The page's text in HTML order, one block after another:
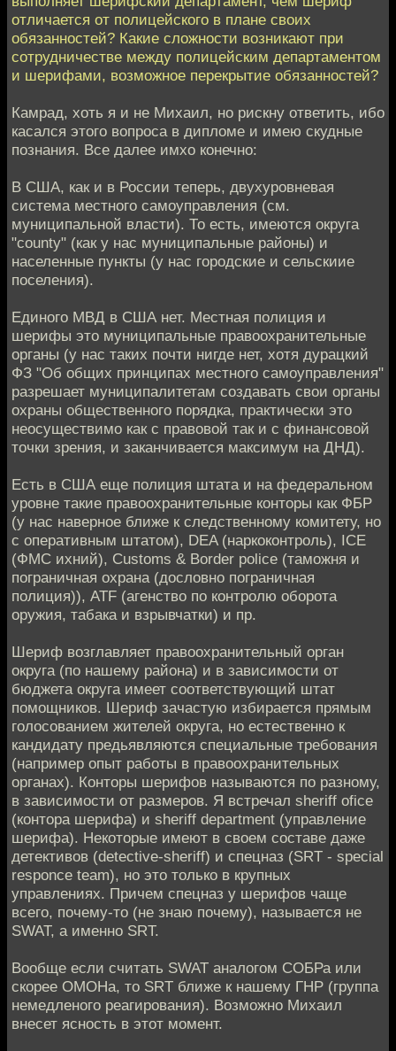
отличается от полицейского в плане своих
обязанностей? Какие сложности возникают при
сотрудничестве между полицейским департаментом
и шерифами, возможное перекрытие обязанностей?
Камрад, хоть я и не Михаил, но рискну ответить, ибо
касался этого вопроса в дипломе и имею скудные
познания. Все далее имхо конечно:
В США, как и в России теперь, двухуровневая
система местного самоуправления (см.
муниципальной власти). То есть, имеются округа
"county" (как у нас муниципальные районы) и
населенные пункты (у нас городские и сельскиие
поселения).
Единого МВД в США нет. Местная полиция и
шерифы это муниципальные правоохранительные
органы (у нас таких почти нигде нет, хотя дурацкий
ФЗ "Об общих принципах местного самоуправления"
разрешает муниципалитетам создавать свои органы
охраны общественного порядка, практически это
неосуществимо как с правовой так и с финансовой
точки зрения, и заканчивается максимум на ДНД).
Есть в США еще полиция штата и на федеральном
уровне такие правоохранительные конторы как ФБР
(у нас наверное ближе к следственному комитету, но
с оперативным штатом), DEA (наркоконтроль), ICE
(ФМС ихний), Customs & Border police (таможня и
пограничная охрана (дословно пограничная
полиция)), ATF (агенство по контролю оборота
оружия, табака и взрывчатки) и пр.
Шериф возглавляет правоохранительный орган
округа (по нашему района) и в зависимости от
бюджета округа имеет соответствующий штат
помощников. Шериф зачастую избирается прямым
голосованием жителей округа, но естественно к
кандидату предьявляются специальные требования
(например опыт работы в правоохранительных
органах). Конторы шерифов называются по разному,
в зависимости от размеров. Я встречал sheriff ofice
(контора шерифа) и sheriff department (управление
шерифа). Некоторые имеют в своем составе даже
детективов (detective-sheriff) и спецназ (SRT - special
responce team), но это только в крупных
управлениях. Причем спецназ у шерифов чаще
всего, почему-то (не знаю почему), называется не
SWAT, а именно SRT.
Вообще если считать SWAT аналогом СОБРа или
скорее ОМОНа, то SRT ближе к нашему ГНР (группа
немедленого реагирования). Возможно Михаил
внесет ясность в этот момент.